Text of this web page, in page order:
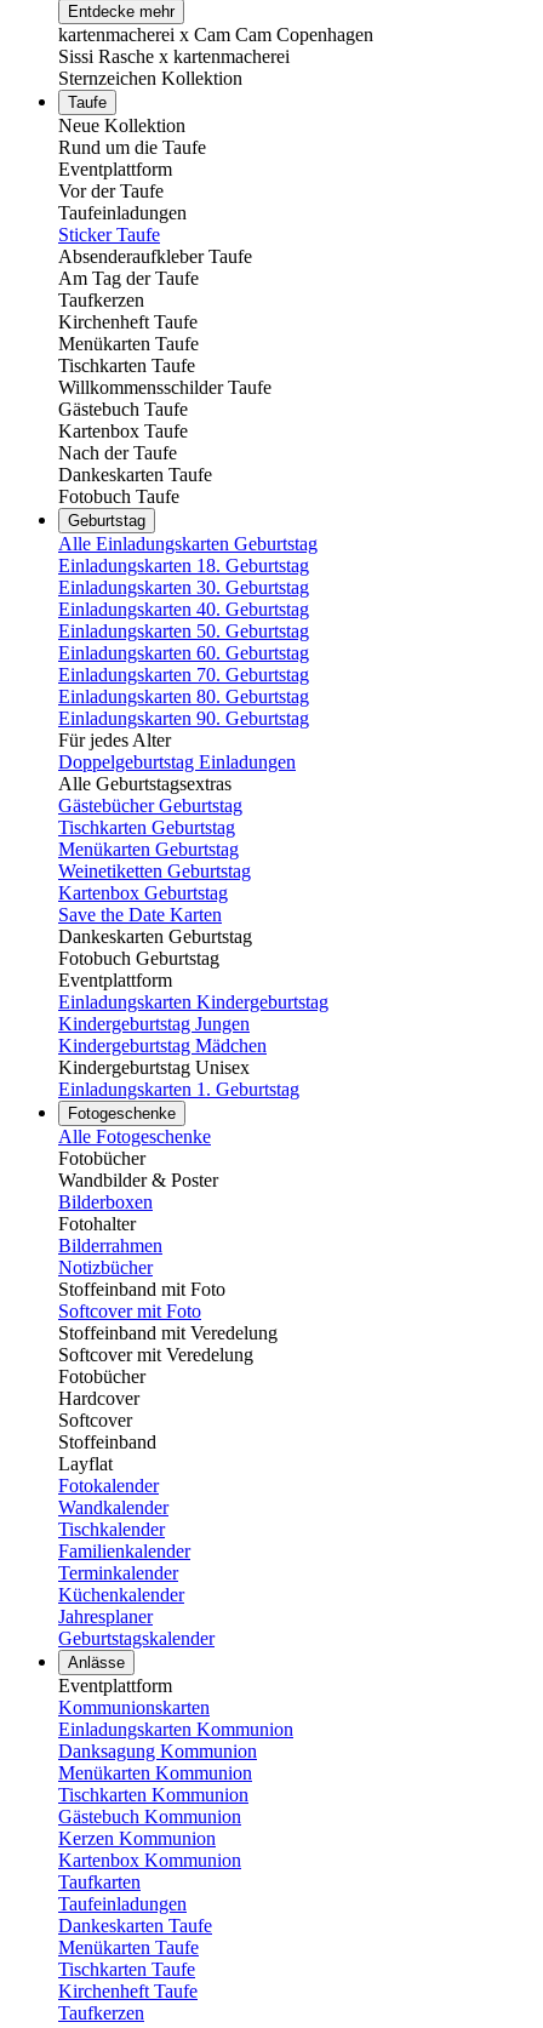
Entdecke mehr
kartenmacherei x Cam Cam Copenhagen
Sissi Rasche x kartenmacherei
Sternzeichen Kollektion
Taufe
Neue Kollektion
Rund um die Taufe
Eventplattform
Vor der Taufe
Taufeinladungen
Sticker Taufe
Absenderaufkleber Taufe
Am Tag der Taufe
Taufkerzen
Kirchenheft Taufe
Menükarten Taufe
Tischkarten Taufe
Willkommensschilder Taufe
Gästebuch Taufe
Kartenbox Taufe
Nach der Taufe
Dankeskarten Taufe
Fotobuch Taufe
Geburtstag
Alle Einladungskarten Geburtstag
Einladungskarten 18. Geburtstag
Einladungskarten 30. Geburtstag
Einladungskarten 40. Geburtstag
Einladungskarten 50. Geburtstag
Einladungskarten 60. Geburtstag
Einladungskarten 70. Geburtstag
Einladungskarten 80. Geburtstag
Einladungskarten 90. Geburtstag
Für jedes Alter
Doppelgeburtstag Einladungen
Alle Geburtstagsextras
Gästebücher Geburtstag
Tischkarten Geburtstag
Menükarten Geburtstag
Weinetiketten Geburtstag
Kartenbox Geburtstag
Save the Date Karten
Dankeskarten Geburtstag
Fotobuch Geburtstag
Eventplattform
Einladungskarten Kindergeburtstag
Kindergeburtstag Jungen
Kindergeburtstag Mädchen
Kindergeburtstag Unisex
Einladungskarten 1. Geburtstag
Fotogeschenke
Alle Fotogeschenke
Fotobücher
Wandbilder & Poster
Bilderboxen
Fotohalter
Bilderrahmen
Notizbücher
Stoffeinband mit Foto
Softcover mit Foto
Stoffeinband mit Veredelung
Softcover mit Veredelung
Fotobücher
Hardcover
Softcover
Stoffeinband
Layflat
Fotokalender
Wandkalender
Tischkalender
Familienkalender
Terminkalender
Küchenkalender
Jahresplaner
Geburtstagskalender
Anlässe
Eventplattform
Kommunionskarten
Einladungskarten Kommunion
Danksagung Kommunion
Menükarten Kommunion
Tischkarten Kommunion
Gästebuch Kommunion
Kerzen Kommunion
Kartenbox Kommunion
Taufkarten
Taufeinladungen
Dankeskarten Taufe
Menükarten Taufe
Tischkarten Taufe
Kirchenheft Taufe
Taufkerzen